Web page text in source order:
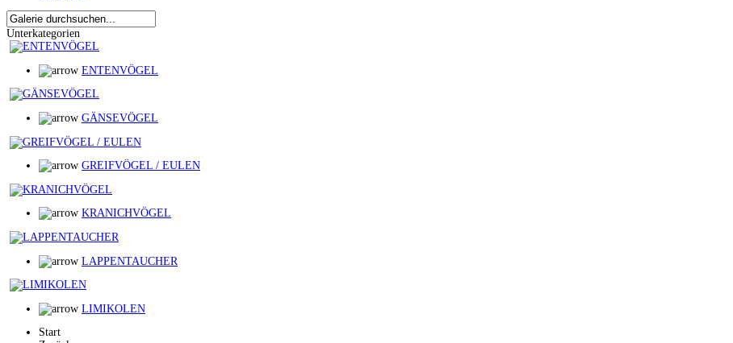
Unterkategorien
ENTENVÖGEL
GÄNSEVÖGEL
GREIFVÖGEL / EULEN
KRANICHVÖGEL
LAPPENTAUCHER
LIMIKOLEN
Start